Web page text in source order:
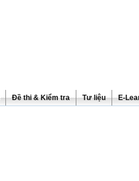
Đề thi & Kiểm tra Tư liệu E-